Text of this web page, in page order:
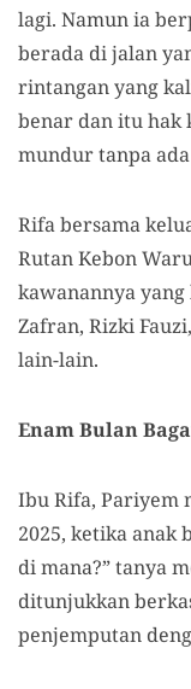
lagi. Namun ia
berada di jalan
rintangan yang
benar dan itu hak
mundur tanpa
Rifa bersama
Rutan Kebon
kawanannya
Zafran, Rizki
lain-lain.
Enam Bulan
Ibu Rifa, Pariyem
2025, ketika anak
di mana?” tanya
ditunjukkan
penjemputan